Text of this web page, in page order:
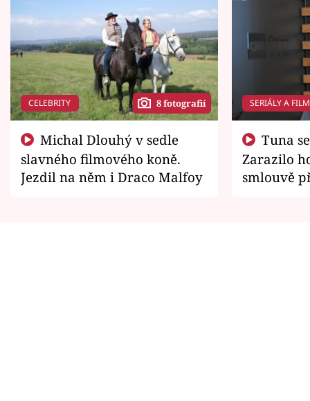
CELEBRITY 8 fotografií
slavného filmového koně.
Jezdil na něm i Draco Malfoy
SERIÁLY A
Zarazilo
smlouvě